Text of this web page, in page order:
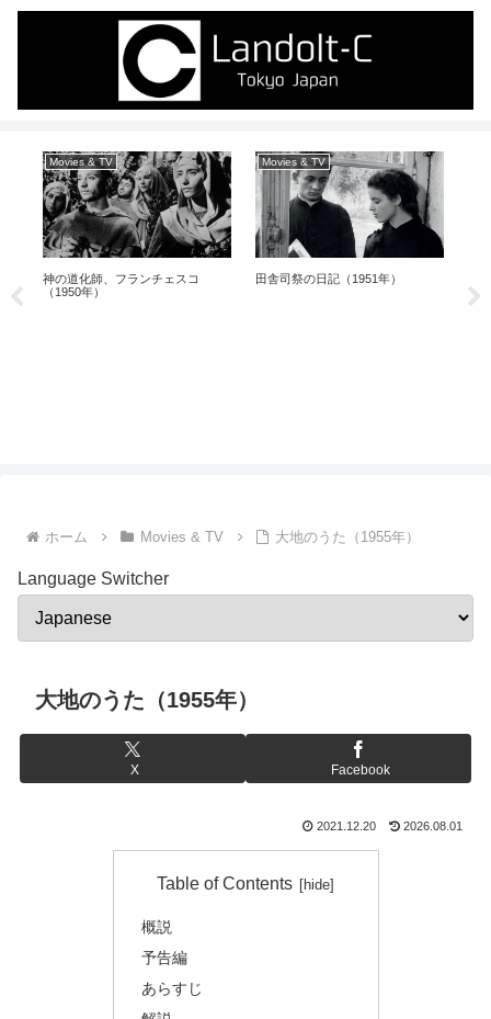
Movies & TV
神の道化師、フランチェスコ
（1950年）
Movies & TV
田舎司祭の日記（1951年）
矢
ホーム Movies & TV 大地のうた（1955年）
Language Switcher
大地のうた（1955年）
X Facebook
2021.12.20 2026.08.01
Table of Contents
概説
予告編
あらすじ